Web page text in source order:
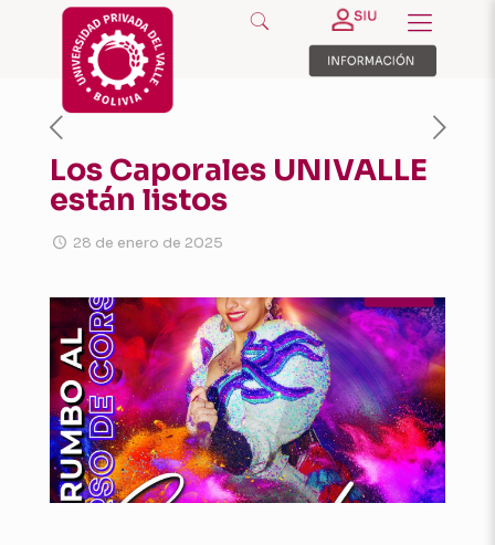
Los Caporales UNIVALLE
están listos
28 de enero de 2025